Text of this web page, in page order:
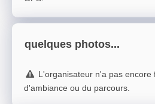
quelques photos...
L'organisateur n'a pas encore
d'ambiance ou du parcours.